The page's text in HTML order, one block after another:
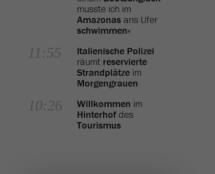
musste ich im
Amazonas ans Ufer
schwimmen»
11:55
Italienische Polizei
räumt reservierte
Strandplätze im
Morgengrauen
10:26 Willkommen im
Hinterhof des
Tourismus